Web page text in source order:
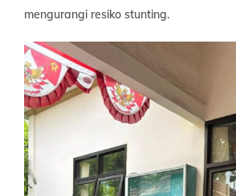
mengurangi resiko stunting.